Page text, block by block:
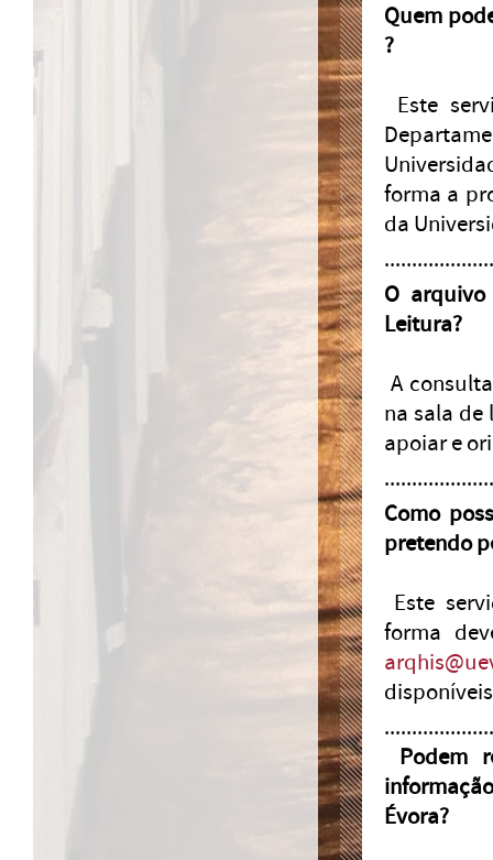
Quem
?
Este
forma a
da
O
Leitura?
A
na sala de
apoiar e
Como
pretendo
Este
forma
Podem
Évora?